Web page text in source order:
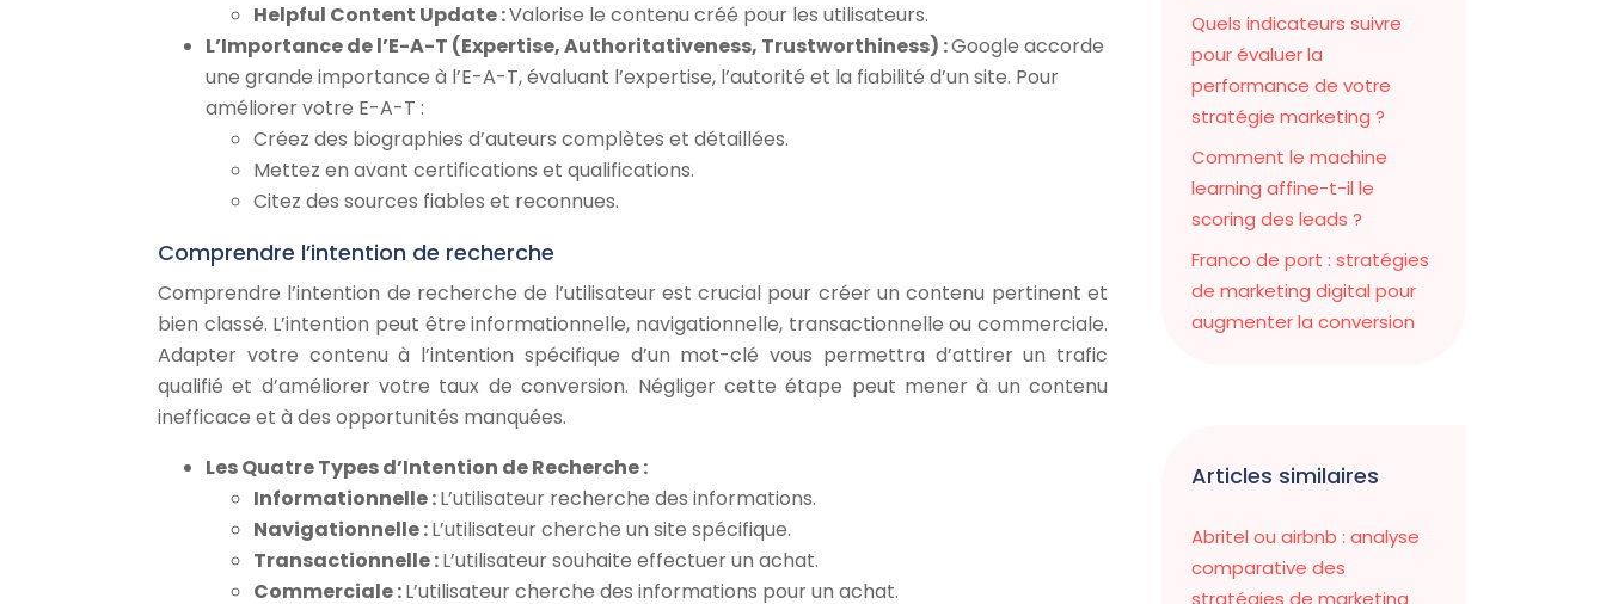
Helpful Content Update :Valorise le contenu créé pour les utilisateurs.
L’Importance de l’E-A-T (Expertise, Authoritativeness, Trustworthiness) :Google accorde
une grande importance à l’E-A-T, évaluant l’expertise, l’autorité et la fiabilité d’un site. Pour
améliorer votre E-A-T :
Créez des biographies d’auteurs complètes et détaillées.
Mettez en avant certifications et qualifications.
Citez des sources fiables et reconnues.
Comprendre l’intention de recherche
Comprendre l’intention de recherche de l’utilisateur est crucial pour créer un contenu pertinent et
bien classé. L’intention peut être informationnelle, navigationnelle, transactionnelle ou commerciale.
Adapter votre contenu à l’intention spécifique d’un mot-clé vous permettra d’attirer un trafic
qualifié et d’améliorer votre taux de conversion. Négliger cette étape peut mener à un contenu
inefficace et à des opportunités manquées.
Les Quatre Types d’Intention de Recherche :
Informationnelle :L’utilisateur recherche des informations.
Navigationnelle :L’utilisateur cherche un site spécifique.
Transactionnelle :L’utilisateur souhaite effectuer un achat.
Commerciale :L’utilisateur cherche des informations pour un achat.
Quels indicateurs suivre
pour évaluer la
performance de votre
stratégie marketing ?
Comment le machine
learning affine-t-il le
scoring des leads ?
Franco de port : stratégies
de marketing digital pour
augmenter la conversion
Articles similaires
Abritel ou airbnb : analyse
comparative des
stratégies de marketing